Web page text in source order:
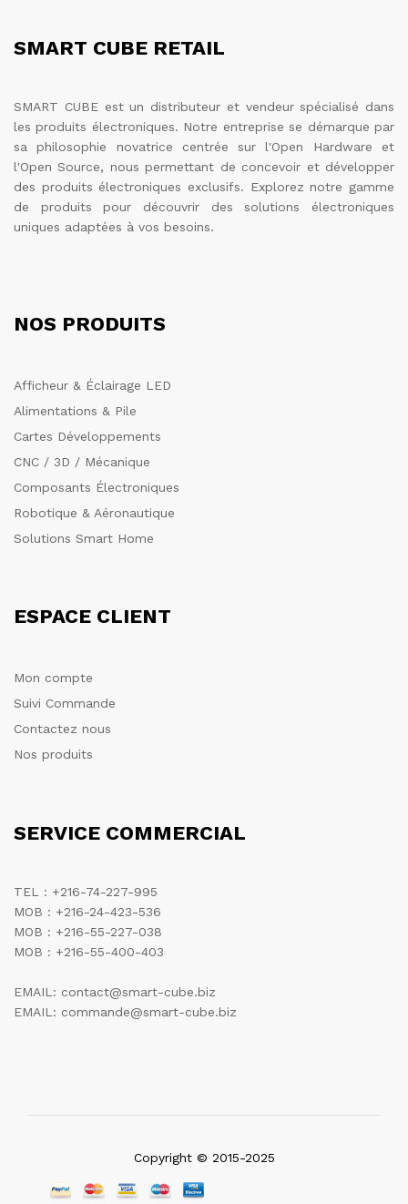
SMART CUBE RETAIL
SMART CUBE est un distributeur et vendeur spécialisé dans
les produits électroniques. Notre entreprise se démarque par
sa philosophie novatrice centrée sur l'Open Hardware et
l'Open Source, nous permettant de concevoir et développer
des produits électroniques exclusifs. Explorez notre gamme
de produits pour découvrir des solutions électroniques
uniques adaptées à vos besoins.
NOS PRODUITS
Afficheur & Éclairage LED
Alimentations & Pile
Cartes Développements
CNC / 3D / Mécanique
Composants Électroniques
Robotique & Aéronautique
Solutions Smart Home
ESPACE CLIENT
Mon compte
Suivi Commande
Contactez nous
Nos produits
SERVICE COMMERCIAL
TEL : +216-74-227-995
MOB : +216-24-423-536
MOB : +216-55-227-038
MOB : +216-55-400-403
EMAIL: contact@smart-cube.biz
EMAIL: commande@smart-cube.biz
Copyright © 2015-2025